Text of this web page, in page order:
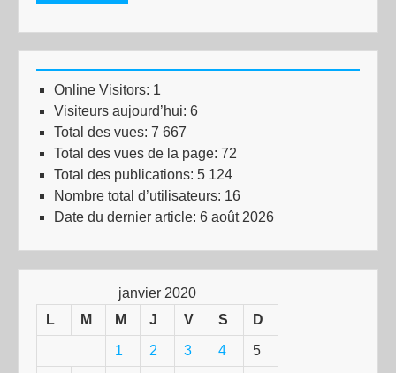
Online Visitors: 1
Visiteurs aujourd’hui: 6
Total des vues: 7 667
Total des vues de la page: 72
Total des publications: 5 124
Nombre total d’utilisateurs: 16
Date du dernier article: 6 août 2026
janvier 2020
L
M M J V S D
1 2 3 4 5